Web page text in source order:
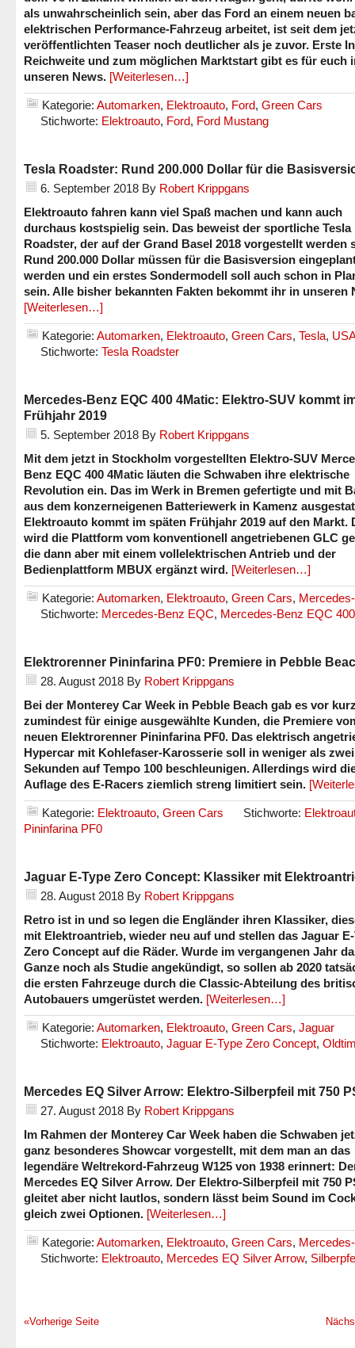
als unwahrscheinlich sein, aber das Ford an einem neuen
elektrischen Performance-Fahrzeug arbeitet, ist seit dem
veröffentlichten Teaser noch deutlicher als je zuvor. Erste
Reichweite und zum möglichen Marktstart gibt es für euch
unseren News. [Weiterlesen…]
Kategorie: Automarken, Elektroauto, Ford, Green Cars
Stichworte: Elektroauto, Ford, Ford Mustang
Tesla Roadster: Rund 200.000 Dollar für die
6. September 2018 By Robert Krippgans
Elektroauto fahren kann viel Spaß machen und kann auch
durchaus kostspielig sein. Das beweist der sportliche Tesla
Roadster, der auf der Grand Basel 2018 vorgestellt werden
Rund 200.000 Dollar müssen für die Basisversion
werden und ein erstes Sondermodell soll auch schon in
sein. Alle bisher bekannten Fakten bekommt ihr in unseren
[Weiterlesen…]
Kategorie: Automarken, Elektroauto, Green Cars, Tesla, USA
Stichworte: Tesla Roadster
Mercedes-Benz EQC 400 4Matic: Elektro-SUV kommt
Frühjahr 2019
5. September 2018 By Robert Krippgans
Mit dem jetzt in Stockholm vorgestellten Elektro-SUV
Benz EQC 400 4Matic läuten die Schwaben ihre elektrische
Revolution ein. Das im Werk in Bremen gefertigte und mit
aus dem konzerneigenen Batteriewerk in Kamenz
Elektroauto kommt im späten Frühjahr 2019 auf den Markt.
wird die Plattform vom konventionell angetriebenen GLC
die dann aber mit einem vollelektrischen Antrieb und der
Bedienplattform MBUX ergänzt wird. [Weiterlesen…]
Kategorie: Automarken, Elektroauto, Green Cars,
Stichworte: Mercedes-Benz EQC, Mercedes-Benz EQC
Elektrorenner Pininfarina PF0: Premiere in Pebble
28. August 2018 By Robert Krippgans
Bei der Monterey Car Week in Pebble Beach gab es vor
zumindest für einige ausgewählte Kunden, die Premiere
neuen Elektrorenner Pininfarina PF0. Das elektrisch
Hypercar mit Kohlefaser-Karosserie soll in weniger als zwei
Sekunden auf Tempo 100 beschleunigen. Allerdings wird
Auflage des E-Racers ziemlich streng limitiert sein.
Kategorie: Elektroauto, Green Cars Stichworte:
Pininfarina PF0
Jaguar E-Type Zero Concept: Klassiker mit
28. August 2018 By Robert Krippgans
Retro ist in und so legen die Engländer ihren Klassiker,
mit Elektroantrieb, wieder neu auf und stellen das Jaguar
Zero Concept auf die Räder. Wurde im vergangenen Jahr
Ganze noch als Studie angekündigt, so sollen ab 2020
die ersten Fahrzeuge durch die Classic-Abteilung des
Autobauers umgerüstet werden. [Weiterlesen…]
Kategorie: Automarken, Elektroauto, Green Cars, Jaguar
Stichworte: Elektroauto, Jaguar E-Type Zero Concept,
Mercedes EQ Silver Arrow: Elektro-Silberpfeil mit 750
27. August 2018 By Robert Krippgans
Im Rahmen der Monterey Car Week haben die Schwaben
ganz besonderes Showcar vorgestellt, mit dem man an das
legendäre Weltrekord-Fahrzeug W125 von 1938 erinnert:
Mercedes EQ Silver Arrow. Der Elektro-Silberpfeil mit 750
gleitet aber nicht lautlos, sondern lässt beim Sound im
gleich zwei Optionen. [Weiterlesen…]
Kategorie: Automarken, Elektroauto, Green Cars,
Stichworte: Elektroauto, Mercedes EQ Silver Arrow,
«Vorherige Seite